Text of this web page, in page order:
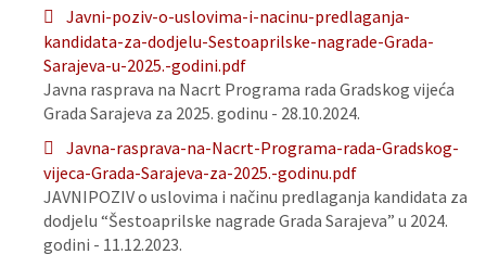
Javni-poziv-o-uslovima-i-nacinu-predlaganja-
kandidata-za-dodjelu-Sestoaprilske-nagrade-Grada-
Sarajeva-u-2025.-godini.pdf
Javna rasprava na Nacrt Programa rada Gradskog vijeća
Grada Sarajeva za 2025. godinu - 28.10.2024.
Javna-rasprava-na-Nacrt-Programa-rada-Gradskog-
vijeca-Grada-Sarajeva-za-2025.-godinu.pdf
JAVNIPOZIV o uslovima i načinu predlaganja kandidata za
dodjelu “Šestoaprilske nagrade Grada Sarajeva” u 2024.
godini - 11.12.2023.